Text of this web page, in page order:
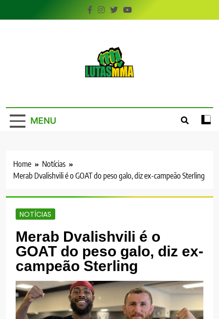
to
MENU
Home
Notícias
Merab Dvalishvili é o GOAT do peso galo, diz ex-campeão Sterling
NOTÍCIAS
Merab Dvalishvili é o
GOAT do peso galo, diz ex-
campeão Sterling